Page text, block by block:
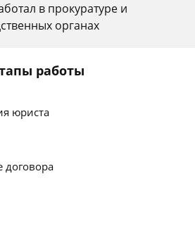
в прокуратуре и
органах
работы
юриста
договора